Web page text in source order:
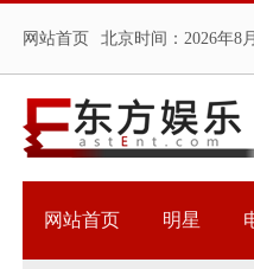
网站首页 北京时间： 2026年8
网站首页 明星